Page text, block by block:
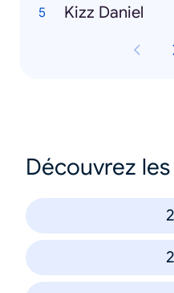
Kizz Daniel
Découvrez